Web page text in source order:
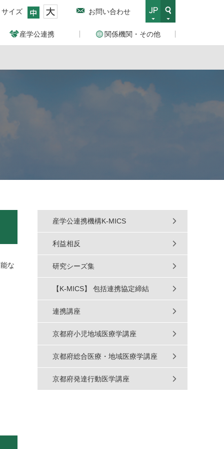
サイズ お問い合わせ
産学公連携 関係機関・その他
な
産学公連携機構K-MICS
利益相反
研究シーズ集
【K-MICS】 包括連携協定締結
連携講座
京都府小児地域医療学講座
京都府総合医療・地域医療学講座
京都府発達行動医学講座